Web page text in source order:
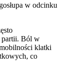
w odcinku
partii. Ból w
klatki
co